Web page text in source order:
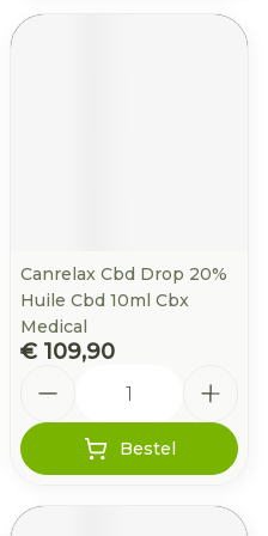
Canrelax Cbd Drop 20%
Huile Cbd 10ml Cbx
Medical
€ 109,90
Bestel